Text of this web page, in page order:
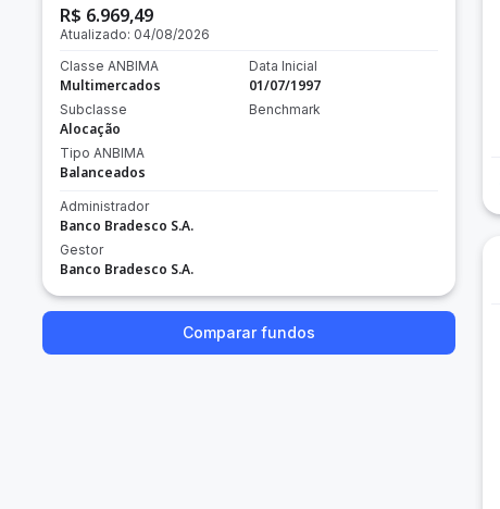
R$ 6.969,49
Atualizado: 04/08/2026
Classe ANBIMA
Multimercados
Subclasse
Alocação
Tipo ANBIMA
Balanceados
Data Inicial
01/07/1997
Benchmark
Administrador
Banco Bradesco S.A.
Gestor
Banco Bradesco S.A.
Comparar fundos